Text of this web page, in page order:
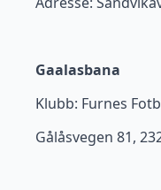
Gaalasbana
Klubb: Furnes
Gålåsvegen 81,